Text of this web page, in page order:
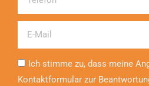
Ich stimme zu, dass meine
Kontaktformular zur